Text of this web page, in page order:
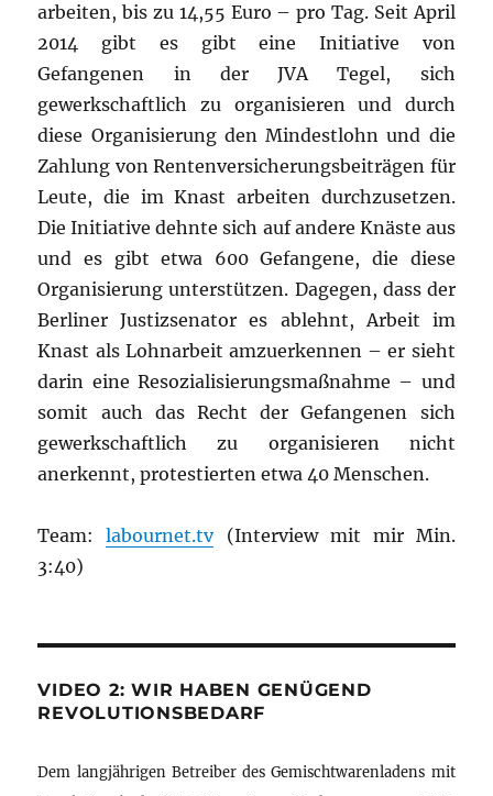
arbeiten, bis zu 14,55 Euro – pro Tag. Seit April
2014 gibt es gibt eine Initiative von
Gefangenen in der JVA Tegel, sich
gewerkschaftlich zu organisieren und durch
diese Organisierung den Mindestlohn und die
Zahlung von Rentenversicherungsbeiträgen für
Leute, die im Knast arbeiten durchzusetzen.
Die Initiative dehnte sich auf andere Knäste aus
und es gibt etwa 600 Gefangene, die diese
Organisierung unterstützen. Dagegen, dass der
Berliner Justizsenator es ablehnt, Arbeit im
Knast als Lohnarbeit amzuerkennen – er sieht
darin eine Resozialisierungsmaßnahme – und
somit auch das Recht der Gefangenen sich
gewerkschaftlich zu organisieren nicht
anerkennt, protestierten etwa 40 Menschen.
Team:labournet.tv(Interview mit mir Min.
3:40)
VIDEO 2: WIR HABEN GENÜGEND
REVOLUTIONSBEDARF
Dem langjährigen Betreiber des Gemischtwarenladens mit